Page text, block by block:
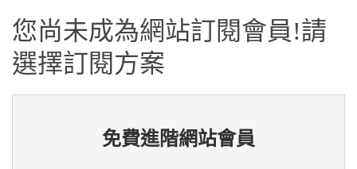
您尚未成為網站訂閱會員!請
選擇訂閱方案
免費進階網站會員